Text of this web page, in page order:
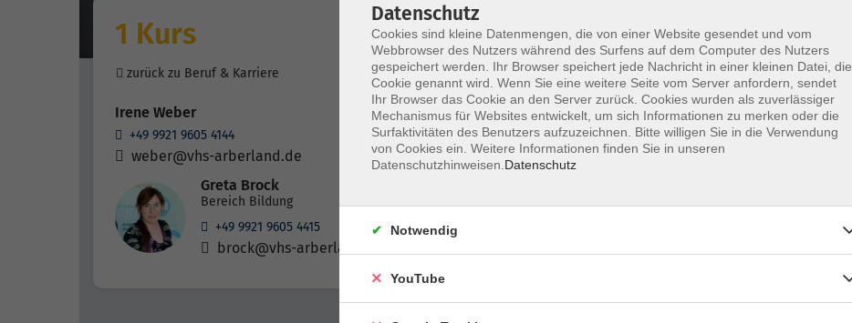
1 Kurs
zurück zu Beruf & Karriere
Irene Weber
+49 9921 9605 4144
weber@vhs-arberland.de
Greta Brock
Bereich Bildung
+49 9921 9605 4415
brock@vhs-arberland.de
Wochentage Tageszeit Ort
nur buchbare nur beginnende
Beschäftigte und Betriebe
Datenschutz
Cookies sind kleine Datenmengen, die von einer Website gesendet und vom
Webbrowser des Nutzers während des Surfens auf dem Computer des Nutzers
gespeichert werden. Ihr Browser speichert jede Nachricht in einer kleinen Datei, die
Cookie genannt wird. Wenn Sie eine weitere Seite vom Server anfordern, sendet
Ihr Browser das Cookie an den Server zurück. Cookies wurden als zuverlässiger
Mechanismus für Websites entwickelt, um sich Informationen zu merken oder die
Surfaktivitäten des Benutzers aufzuzeichnen. Bitte willigen Sie in die Verwendung
von Cookies ein. Weitere Informationen finden Sie in unseren
Datenschutzhinweisen. Datenschutz
Notwendig
YouTube